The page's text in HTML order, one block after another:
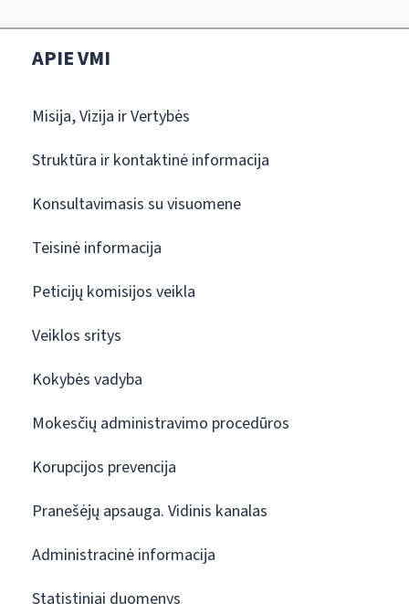
APIE VMI
Misija, Vizija ir Vertybės
Struktūra ir kontaktinė informacija
Konsultavimasis su visuomene
Teisinė informacija
Peticijų komisijos veikla
Veiklos sritys
Kokybės vadyba
Mokesčių administravimo procedūros
Korupcijos prevencija
Pranešėjų apsauga. Vidinis kanalas
Administracinė informacija
Statistiniai duomenys